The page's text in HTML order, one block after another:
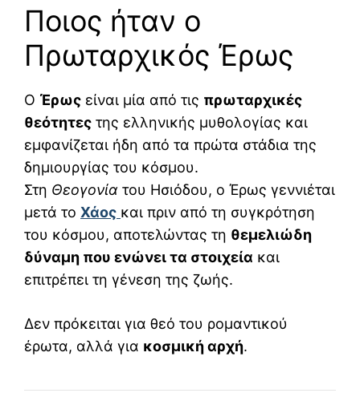
Ποιος ήταν ο
Πρωταρχικός Έρως
Ο Έρως είναι μία από τις πρωταρχικές
θεότητες της ελληνικής μυθολογίας και
εμφανίζεται ήδη από τα πρώτα στάδια της
δημιουργίας του κόσμου.
Στη Θεογονία του Ησιόδου, ο Έρως γεννιέται
μετά το Χάος και πριν από τη συγκρότηση
του κόσμου, αποτελώντας τη θεμελιώδη
δύναμη που ενώνει τα στοιχεία και
επιτρέπει τη γένεση της ζωής.
Δεν πρόκειται για θεό του ρομαντικού
έρωτα, αλλά για κοσμική αρχή.